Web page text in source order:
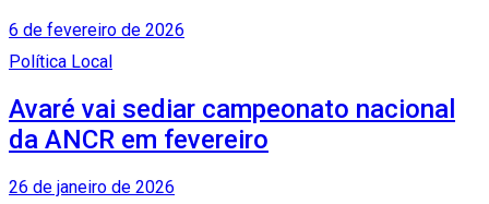
6 de fevereiro de 2026
Política Local
Avaré vai sediar campeonato nacional
da ANCR em fevereiro
26 de janeiro de 2026